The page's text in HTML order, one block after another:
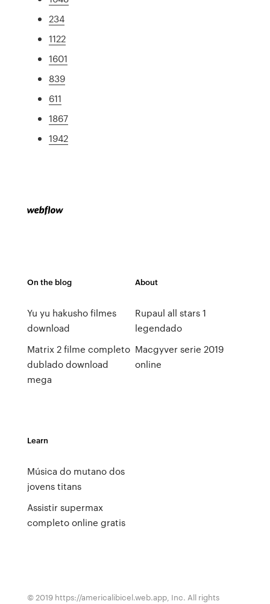
234
1122
1601
839
611
1867
1942
On the blog
Yu yu hakusho filmes
download
Matrix 2 filme completo
dublado download
mega
About
Rupaul all stars 1
legendado
Macgyver serie 2019
online
Learn
Música do mutano dos
jovens titans
Assistir supermax
completo online gratis
© 2019 https://americalibicel.web.app, Inc. All rights